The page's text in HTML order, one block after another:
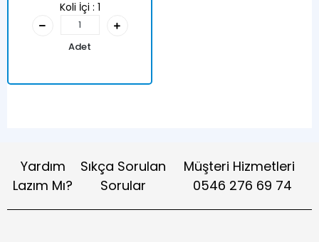
Koli İçi : 1
Adet
Yardım
Lazım Mı?
Sıkça Sorulan
Sorular
Müşteri Hizmetleri
0546 276 69 74